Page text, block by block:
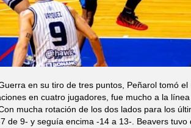
en su tiro de tres puntos, Peñarol tomó
en cuatro jugadores, fue mucho a la
mucha rotación de los dos lados para los
de 9- y seguía encima -14 a 13-. Beavers